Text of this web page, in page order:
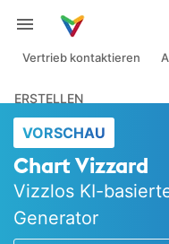
Vertrieb kontaktieren
ERSTELLEN
VORSCHAU
Chart Vizzard
Vizzlos KI-
Generator